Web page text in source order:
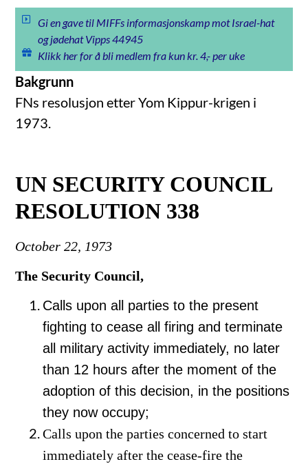
Gi en gave til MIFFs informasjonskamp mot Israel-hat
og jødehat Vipps 44945
Klikk her for å bli medlem fra kun kr. 4,- per uke
Bakgrunn
FNs resolusjon etter Yom Kippur-krigen i
1973.
UN SECURITY COUNCIL
RESOLUTION 338
October 22, 1973
The Security Council,
Calls upon all parties to the present
fighting to cease all firing and terminate
all military activity immediately, no later
than 12 hours after the moment of the
adoption of this decision, in the positions
they now occupy;
Calls upon the parties concerned to start
immediately after the cease-fire the